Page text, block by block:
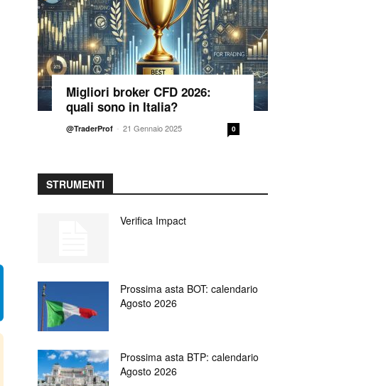
Migliori broker CFD 2026:
quali sono in Italia?
@TraderProf - 21 Gennaio 2025 0
STRUMENTI
Verifica Impact
Prossima asta BOT: calendario
Agosto 2026
Prossima asta BTP: calendario
Agosto 2026